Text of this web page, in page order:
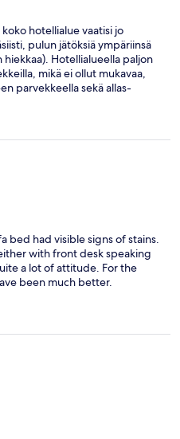
hotellialue vaatisi jo
pulun jätöksiä ympäriinsä
hiekkaa). Hotellialueella paljon
mikä ei ollut mukavaa,
parvekkeella sekä allas-
bed had visible signs of stains.
with front desk speaking
a lot of attitude. For the
been much better.